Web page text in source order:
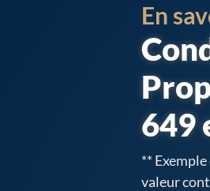
En
649
**
valeur